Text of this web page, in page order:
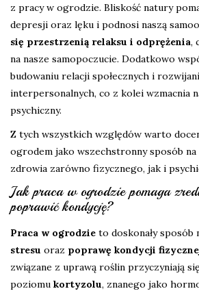
z pracy w ogrodzie. Bliskość natury
depresji oraz lęku i podnosi naszą
się przestrzenią relaksu i odprężenia,
na nasze samopoczucie. Dodatkowo
budowaniu relacji społecznych i
interpersonalnych, co z kolei wzmacnia
psychiczny.
Z tych wszystkich względów warto
ogrodem jako wszechstronny sposób
zdrowia zarówno fizycznego, jak i
Jak praca w ogrodzie pomaga
poprawić kondycję?
Praca w ogrodzie to doskonały sposób
stresu oraz poprawę kondycji
związane z uprawą roślin przyczyniają
poziomu kortyzolu, znanego jako